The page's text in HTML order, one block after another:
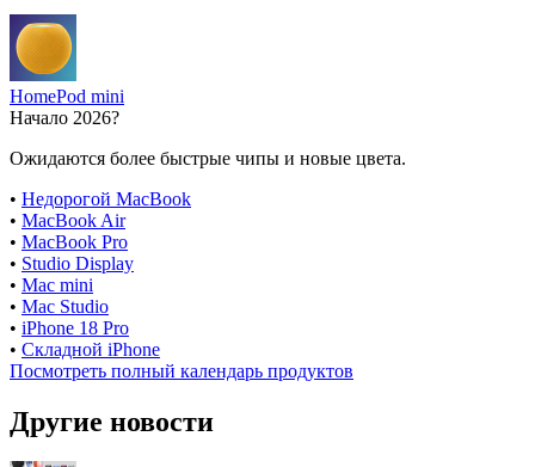
HomePod mini
Начало 2026?
Ожидаются более быстрые чипы и новые цвета.
• Недорогой MacBook
• MacBook Air
• MacBook Pro
• Studio Display
• Mac mini
• Mac Studio
• iPhone 18 Pro
• Складной iPhone
Посмотреть полный календарь продуктов
Другие новости